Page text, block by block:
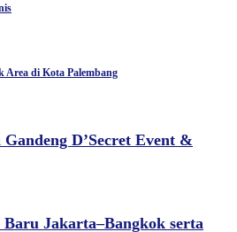
Area di Kota Palembang
D’Secret Event &
Jakarta–Bangkok serta